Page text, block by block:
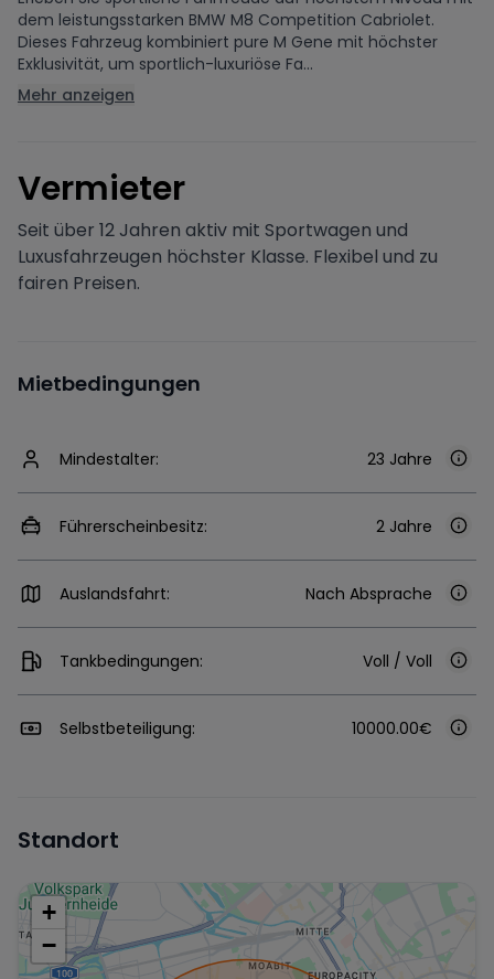
dem leistungsstarken BMW M8 Competition Cabriolet.
Dieses Fahrzeug kombiniert pure M Gene mit höchster
Exklusivität, um sportlich-luxuriöse Fa...
Mehr anzeigen
Vermieter
Seit über 12 Jahren aktiv mit Sportwagen und
Luxusfahrzeugen höchster Klasse. Flexibel und zu
fairen Preisen.
Mietbedingungen
Mindestalter: 23 Jahre
Führerscheinbesitz: 2 Jahre
Auslandsfahrt: Nach Absprache
Tankbedingungen: Voll / Voll
Selbstbeteiligung: 10000.00€
Standort
+
−